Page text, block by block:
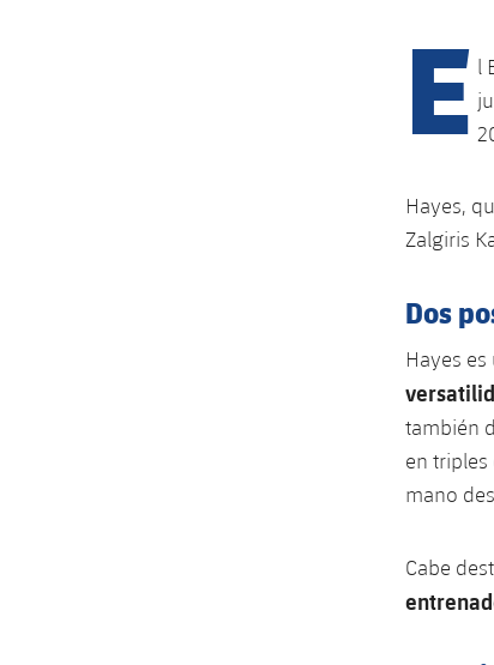
E l
Hayes,
Zalgiris
Dos
Hayes
también
en triples
mano
Cabe